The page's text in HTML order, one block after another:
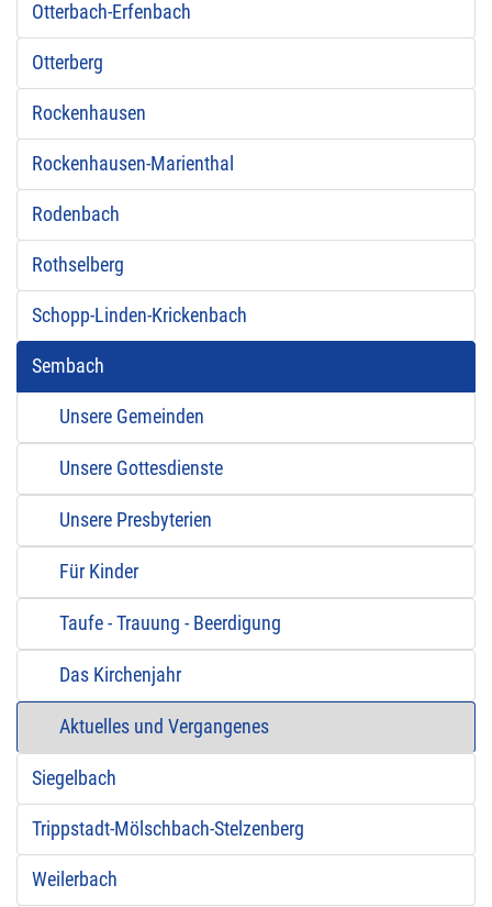
Otterbach-Erfenbach
Otterberg
Rockenhausen
Rockenhausen-Marienthal
Rodenbach
Rothselberg
Schopp-Linden-Krickenbach
Sembach
Unsere Gemeinden
Unsere Gottesdienste
Unsere Presbyterien
Für Kinder
Taufe - Trauung - Beerdigung
Das Kirchenjahr
Aktuelles und Vergangenes
Siegelbach
Trippstadt-Mölschbach-Stelzenberg
Weilerbach